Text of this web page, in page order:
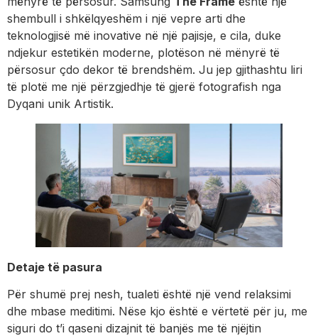
shembull i shkëlqyeshëm i një vepre arti dhe
teknologjisë më inovative në një pajisje, e cila, duke
ndjekur estetikën moderne, plotëson në mënyrë të
përsosur çdo dekor të brendshëm. Ju jep gjithashtu liri
të plotë me një përzgjedhje të gjerë fotografish nga
Dyqani unik Artistik.
Detaje të pasura
Për shumë prej nesh, tualeti është një vend relaksimi
dhe mbase meditimi. Nëse kjo është e vërtetë për ju, me
siguri do t’i qaseni dizajnit të banjës me të njëjtin